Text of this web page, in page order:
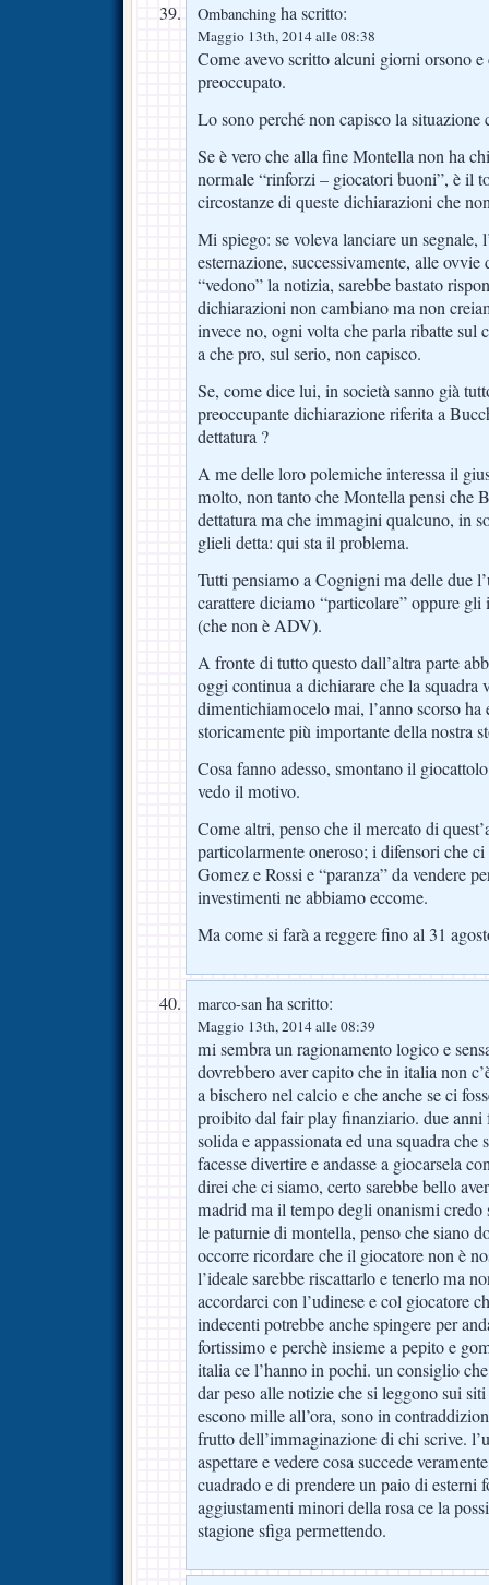
Ombanching ha scritto:
Maggio 13th, 2014 alle 08:38
Come avevo scritto alcuni giorni orsono e
preoccupato.
Lo sono perché non capisco la situazione
Se è vero che alla fine Montella non ha
normale “rinforzi – giocatori buoni”, è il
circostanze di queste dichiarazioni che
Mi spiego: se voleva lanciare un segnale,
esternazione, successivamente, alle
“vedono” la notizia, sarebbe bastato
dichiarazioni non cambiano ma non
invece no, ogni volta che parla ribatte
a che pro, sul serio, non capisco.
Se, come dice lui, in società sanno già
preoccupante dichiarazione riferita a
dettatura ?
A me delle loro polemiche interessa il
molto, non tanto che Montella pensi che
dettatura ma che immagini qualcuno, in
glieli detta: qui sta il problema.
Tutti pensiamo a Cognigni ma delle due
carattere diciamo “particolare” oppure
(che non è ADV).
A fronte di tutto questo dall’altra parte
oggi continua a dichiarare che la squadra
dimentichiamocelo mai, l’anno scorso ha
storicamente più importante della nostra
Cosa fanno adesso, smontano il
vedo il motivo.
Come altri, penso che il mercato di
particolarmente oneroso; i difensori che
Gomez e Rossi e “paranza” da vendere
investimenti ne abbiamo eccome.
Ma come si farà a reggere fino al 31
marco-san ha scritto:
Maggio 13th, 2014 alle 08:39
mi sembra un ragionamento logico e
dovrebbero aver capito che in italia non
a bischero nel calcio e che anche se ci
proibito dal fair play finanziario. due anni
solida e appassionata ed una squadra
facesse divertire e andasse a giocarsela
direi che ci siamo, certo sarebbe bello
madrid ma il tempo degli onanismi credo
le paturnie di montella, penso che siano
occorre ricordare che il giocatore non è
l’ideale sarebbe riscattarlo e tenerlo ma
accordarci con l’udinese e col giocatore
indecenti potrebbe anche spingere per
fortissimo e perchè insieme a pepito e
italia ce l’hanno in pochi. un consiglio
dar peso alle notizie che si leggono sui
escono mille all’ora, sono in
frutto dell’immaginazione di chi scrive.
aspettare e vedere cosa succede
cuadrado e di prendere un paio di esterni
aggiustamenti minori della rosa ce la
stagione sfiga permettendo.